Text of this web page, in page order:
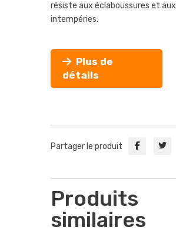
résiste aux éclaboussures et aux
intempéries.
Plus de
détails
Partager le produit
Produits
similaires